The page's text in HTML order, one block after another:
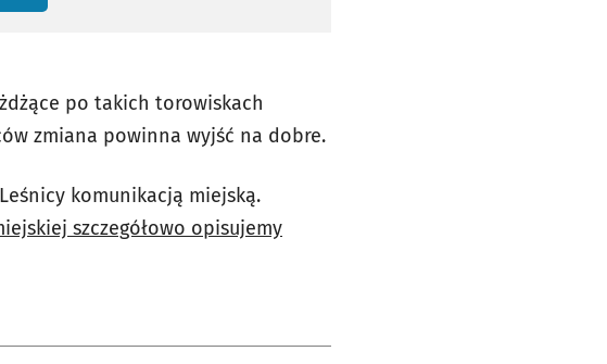
po takich torowiskach
zmiana powinna wyjść na dobre.
komunikacją miejską.
szczegółowo opisujemy